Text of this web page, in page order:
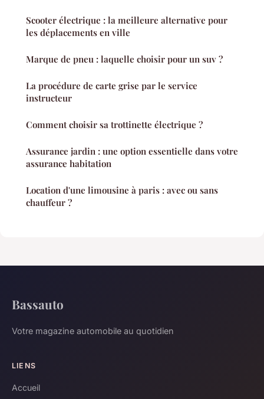
Scooter électrique : la meilleure alternative pour
les déplacements en ville
Marque de pneu : laquelle choisir pour un suv ?
La procédure de carte grise par le service
instructeur
Comment choisir sa trottinette électrique ?
Assurance jardin : une option essentielle dans votre
assurance habitation
Location d'une limousine à paris : avec ou sans
chauffeur ?
Bassauto
Votre magazine automobile au quotidien
LIENS
Accueil